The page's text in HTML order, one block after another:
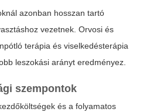
azonban hosszan tartó
vezetnek. Orvosi és
terápia és viselkedésterápia
leszokási arányt eredményez.
szempontok
és a folyamatos